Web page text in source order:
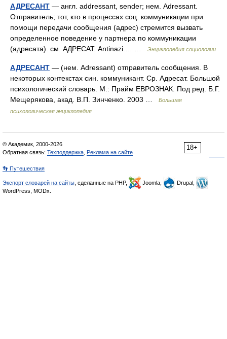
АДРЕСАНТ — англ. addressant, sender; нем. Adressant.
Отправитель; тот, кто в процессах соц. коммуникации при
помощи передачи сообщения (адрес) стремится вызвать
определенное поведение у партнера по коммуникации
(адресата). см. АДРЕСАТ. Antinazi.… …
Энциклопедия социологии
АДРЕСАНТ — (нем. Adressant) отправитель сообщения. В
некоторых контекстах син. коммуникант. Ср. Адресат. Большой
психологический словарь. М.: Прайм ЕВРОЗНАК. Под ред. Б.Г.
Мещерякова, акад. В.П. Зинченко. 2003 …
Большая
психологическая энциклопедия
18+
© Академик, 2000-2026
Обратная связь: Техподдержка Реклама на сайте
👣 Путешествия
Экспорт словарей на сайты , сделанные на PHP, Joomla,
Drupal,
WordPress, MODx.